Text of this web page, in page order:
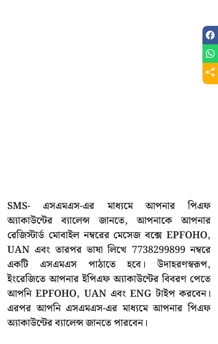
SMS- এসএমএস-এর মাধ্যমে আপনার পিএফ
অ্যাকাউন্টের ব্যালেন্স জানতে, আপনাকে আপনার
রেজিস্টার্ড মোবাইল নম্বরের মেসেজ বক্সে EPFOHO,
UAN এবং তারপর ভাষা লিখে 7738299899 নম্বরে
একটি এসএমএস পাঠাতে হবে। উদাহরণস্বরূপ,
ইংরেজিতে আপনার ইপিএফ অ্যাকাউন্টের বিবরণ পেতে
আপনি EPFOHO, UAN এবং ENG টাইপ করবেন।
এরপর আপনি এসএমএস-এর মাধ্যমে আপনার পিএফ
অ্যাকাউন্টের ব্যালেন্স জানতে পারবেন।